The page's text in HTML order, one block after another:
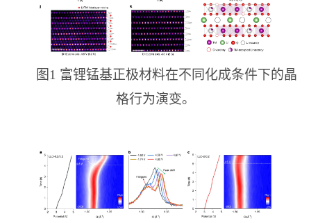
图1 富锂锰基正极材料在不同化成条件下的晶
格行为演变。